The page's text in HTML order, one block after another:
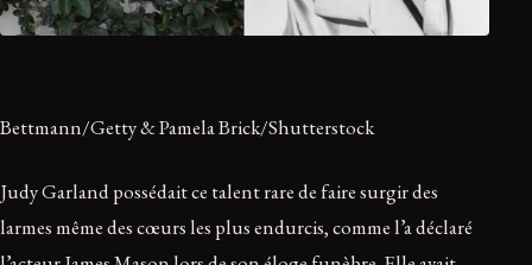
Bettmann/Getty & Pamela Brick/Shutterstock
Judy Garland possédait ce talent rare de faire surgir des
larmes même des cœurs les plus endurcis, comme l’a déclaré